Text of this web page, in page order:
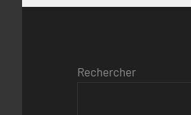
Rechercher